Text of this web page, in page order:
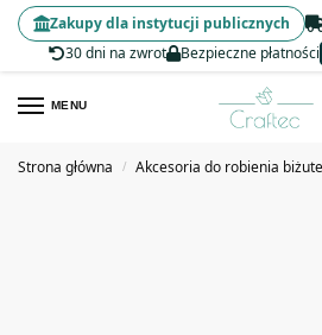
30 dni na zwrot
Bezpieczne płatności
Zakupy dla instytucji publicznych
MENU
Strona główna / Akcesoria do robienia